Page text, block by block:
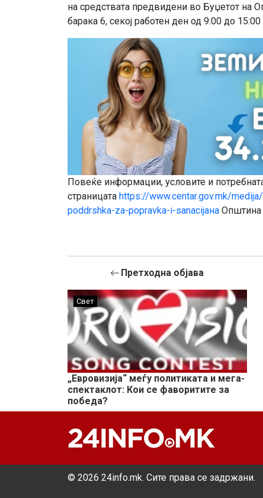
на средствата предвидени во Буџетот на
барака 6, секој работен ден од 9:00 до
Повеќе информации, условите и
страницата https://www.centar.gov.mk/
poddrshka-za-popravka-i-sanacijaна Општина
Претходна објава
Свет
„Евровизија“ меѓу политиката и мега-
спектаклот: Кои се фаворитите за
победа?
© 2026 24info.mk. Сите права се задржани.